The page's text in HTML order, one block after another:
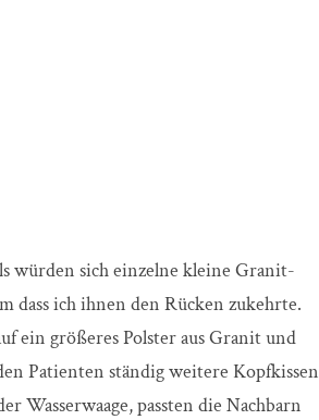
würden sich einzelne kleine Granit-
dass ich ihnen den Rücken zukehrte.
ein größeres Polster aus Granit und
Patienten ständig weitere Kopfkissen
Wasserwaage, passten die Nachbarn